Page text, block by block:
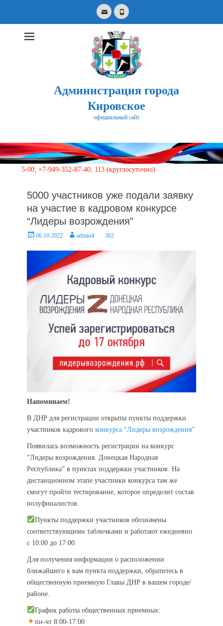
EmailPhone
Администрация города
Кировское
официальный сайт
for:
+7-949-352-87-40, 113 (круглосуточно)
5000 участников уже подали заявку
на участие в кадровом конкурсе
“Лидеры возрождения”
Posted06.10.2022 Authoradmin4 362
Напоминаем!
В ДНР для регистрации открыты пункты поддержки
участников кадрового конкурса “Лидеры возрождения”
Появилась возможность регистрации на конкурс
“Лидеры возрождения. Донецкая Народная
Республика” в пунктах поддержки участников. На
дистанционном этапе участники конкурса там же
смогут пройти тестирование, которое определит состав
полуфиналистов.
Пункты поддержки участников обозначены
соответствующими табличками и работают ежедневно
с 10:00 до 17:00.
Для получения информации о расположении
ближайшего к вам пункта поддержки, обратитесь в
общественную приемную Главы ДНР в вашем городе/
районе.
График работы общественных приемных:
пн-чт 8:00-17:00